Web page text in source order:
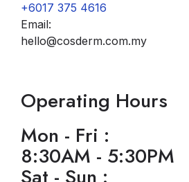
+6017 375 4616
Email:
hello@cosderm.com.my
Operating Hours
Mon - Fri :
8:30AM - 5:30PM